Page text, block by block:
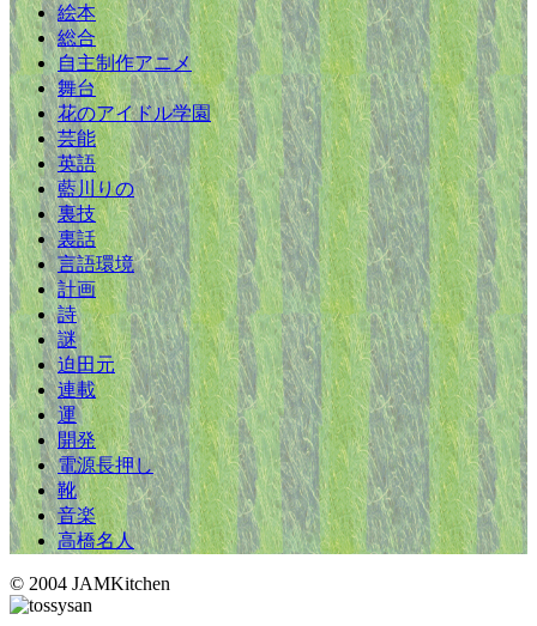
絵本
総合
自主制作アニメ
舞台
花のアイドル学園
芸能
英語
藍川りの
裏技
裏話
言語環境
計画
詩
謎
迫田元
連載
運
開発
電源長押し
靴
音楽
高橋名人
© 2004 JAMKitchen